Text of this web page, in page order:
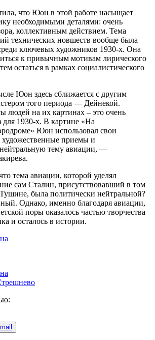
что Юон в этой работе насыщает
необходимыми деталями: очень
коллективным действием. Тема
технических новшеств вообще была
ключевых художников 1930-х. Она
к привычным мотивам лирического
остаться в рамках социалистического
Юон здесь сближается с другим
того периода — Дейнекой.
людей на их картинах – это очень
1930-х. В картине «На
Юон использовал свои
приемы и
тему авиации, —
тема авиации, которой уделял
сам Сталин, присутствовавший в том
была политически нейтральной?
Однако, именно благодаря авиации,
поры оказалось частью творчества
и осталось в истории.